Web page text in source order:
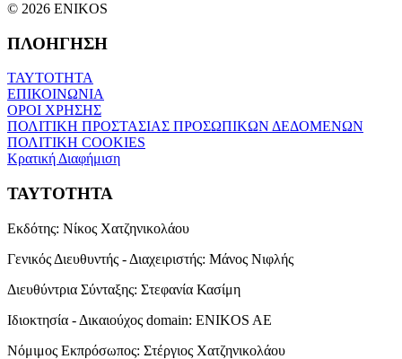
© 2026 ENIKOS
ΠΛΟΗΓΗΣΗ
ΤΑΥΤΟΤΗΤΑ
ΕΠΙΚΟΙΝΩΝΙΑ
ΟΡΟΙ ΧΡΗΣΗΣ
ΠΟΛΙΤΙΚΗ ΠΡΟΣΤΑΣΙΑΣ ΠΡΟΣΩΠΙΚΩΝ ΔΕΔΟΜΕΝΩΝ
ΠΟΛΙΤΙΚΗ COOKIES
Κρατική Διαφήμιση
ΤΑΥΤΟΤΗΤΑ
Εκδότης: Νίκος Χατζηνικολάου
Γενικός Διευθυντής - Διαχειριστής: Μάνος Νιφλής
Διευθύντρια Σύνταξης: Στεφανία Κασίμη
Ιδιοκτησία - Δικαιούχος domain: ENIKOS AE
Νόμιμος Εκπρόσωπος: Στέργιος Χατζηνικολάου